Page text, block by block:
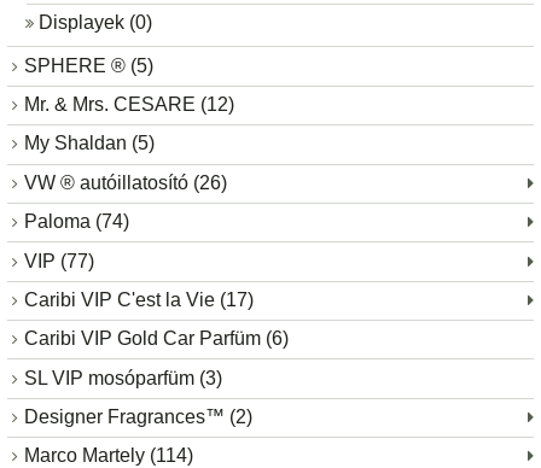
Displayek (0)
SPHERE ® (5)
Mr. & Mrs. CESARE (12)
My Shaldan (5)
VW ® autóillatosító (26)
Paloma (74)
VIP (77)
Caribi VIP C'est la Vie (17)
Caribi VIP Gold Car Parfüm (6)
SL VIP mosóparfüm (3)
Designer Fragrances™ (2)
Marco Martely (114)